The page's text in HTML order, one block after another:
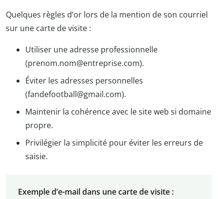
Quelques règles d’or lors de la mention de son courriel
sur une carte de visite :
Utiliser une adresse professionnelle
(prenom.nom@entreprise.com).
Éviter les adresses personnelles
(fandefootball@gmail.com).
Maintenir la cohérence avec le site web si domaine
propre.
Privilégier la simplicité pour éviter les erreurs de
saisie.
Exemple d’e-mail dans une carte de visite :